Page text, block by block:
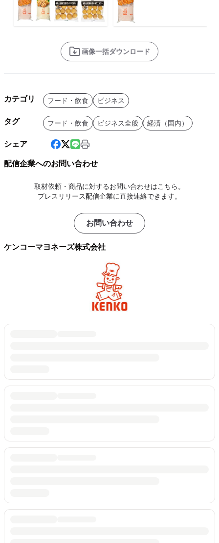
画像一括ダウンロード
カテゴリ フード・飲食 ビジネス
タグ フード・飲食 ビジネス全般 経済（国内）
シェア
配信企業へのお問い合わせ
取材依頼・商品に対するお問い合わせはこちら。
プレスリリース配信企業に直接連絡できます。
お問い合わせ
ケンコーマヨネーズ株式会社